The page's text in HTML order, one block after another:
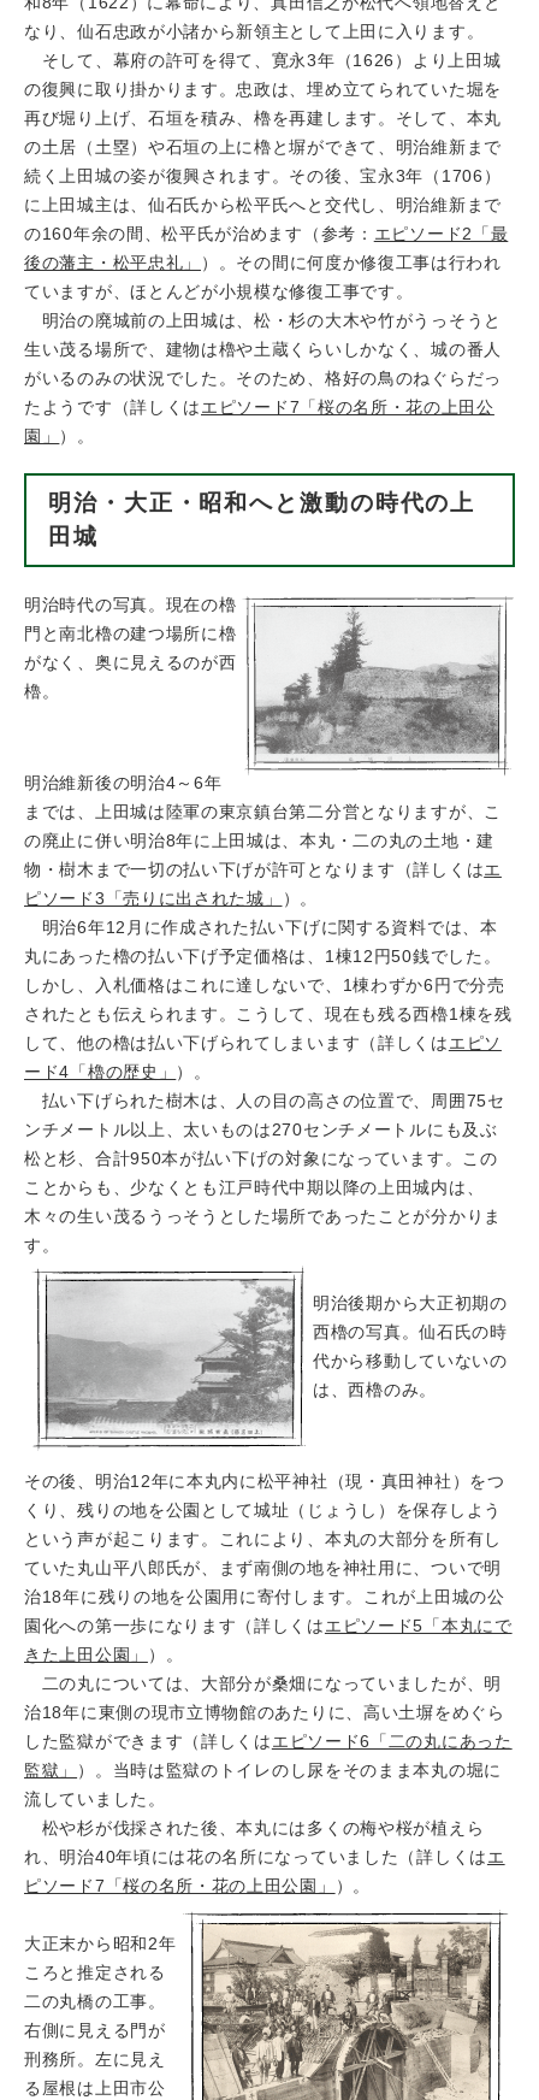
なり、仙石忠政が小諸から新領主として上田に入ります。
そして、幕府の許可を得て、寛永3年（1626）より上田城
の復興に取り掛かります。忠政は、埋め立てられていた堀を
再び堀り上げ、石垣を積み、櫓を再建します。そして、本丸
の土居（土塁）や石垣の上に櫓と塀ができて、明治維新まで
続く上田城の姿が復興されます。その後、宝永3年（1706）
に上田城主は、仙石氏から松平氏へと交代し、明治維新まで
の160年余の間、松平氏が治めます（参考： エピソード2「最
後の藩主・松平忠礼」
）。その間に何度か修復工事は行われ
ていますが、ほとんどが小規模な修復工事です。
明治の廃城前の上田城は、松・杉の大木や竹がうっそうと
生い茂る場所で、建物は櫓や土蔵くらいしかなく、城の番人
がいるのみの状況でした。そのため、格好の鳥のねぐらだっ
たようです（詳しくはエピソード7「桜の名所・花の上田公
園」 ）。
明治・大正・昭和へと激動の時代の上
田城
明治時代の写真。現在の櫓
門と南北櫓の建つ場所に櫓
がなく、奥に見えるのが西
櫓。
明治維新後の明治4～6年
までは、上田城は陸軍の東京鎮台第二分営となりますが、こ
の廃止に併い明治8年に上田城は、本丸・二の丸の土地・建
物・樹木まで一切の払い下げが許可となります（詳しくはエ
ピソード3「売りに出された城」
）。
明治6年12月に作成された払い下げに関する資料では、本
丸にあった櫓の払い下げ予定価格は、1棟12円50銭でした。
しかし、入札価格はこれに達しないで、1棟わずか6円で分売
されたとも伝えられます。こうして、現在も残る西櫓1棟を残
して、他の櫓は払い下げられてしまいます（詳しくはエピソ
ード4「櫓の歴史」
）。
払い下げられた樹木は、人の目の高さの位置で、周囲75セ
ンチメートル以上、太いものは270センチメートルにも及ぶ
松と杉、合計950本が払い下げの対象になっています。この
ことからも、少なくとも江戸時代中期以降の上田城内は、
木々の生い茂るうっそうとした場所であったことが分かりま
す。
明治後期から大正初期の
西櫓の写真。仙石氏の時
代から移動していないの
は、西櫓のみ。
その後、明治12年に本丸内に松平神社（現・真田神社）をつ
くり、残りの地を公園として城址（じょうし）を保存しよう
という声が起こります。これにより、本丸の大部分を所有し
ていた丸山平八郎氏が、まず南側の地を神社用に、ついで明
治18年に残りの地を公園用に寄付します。これが上田城の公
園化への第一歩になります（詳しくはエピソード5「本丸にで
きた上田公園」
）。
二の丸については、大部分が桑畑になっていましたが、明
治18年に東側の現市立博物館のあたりに、高い土塀をめぐら
した監獄ができます（詳しくはエピソード6「二の丸にあった
監獄」
）。当時は監獄のトイレのし尿をそのまま本丸の堀に
流していました。
松や杉が伐採された後、本丸には多くの梅や桜が植えら
れ、明治40年頃には花の名所になっていました（詳しくはエ
ピソード7「桜の名所・花の上田公園」
）。
大正末から昭和2年
ころと推定される
二の丸橋の工事。
右側に見える門が
刑務所。左に見え
る屋根は上田市公